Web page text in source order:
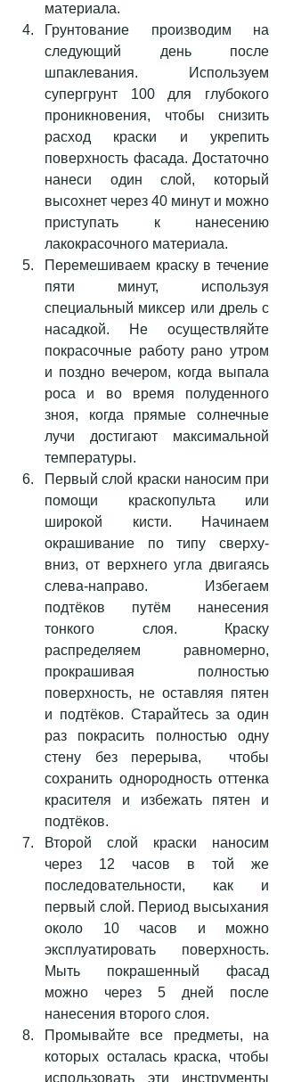
материала.
Грунтование производим на
следующий день после
шпаклевания. Используем
супергрунт 100 для глубокого
проникновения, чтобы снизить
расход краски и укрепить
поверхность фасада. Достаточно
нанеси один слой, который
высохнет через 40 минут и можно
приступать к нанесению
лакокрасочного материала.
Перемешиваем краску в течение
пяти минут, используя
специальный миксер или дрель с
насадкой. Не осуществляйте
покрасочные работу рано утром
и поздно вечером, когда выпала
роса и во время полуденного
зноя, когда прямые солнечные
лучи достигают максимальной
температуры.
Первый слой краски наносим при
помощи краскопульта или
широкой кисти. Начинаем
окрашивание по типу сверху-
вниз, от верхнего угла двигаясь
слева-направо. Избегаем
подтёков путём нанесения
тонкого слоя. Краску
распределяем равномерно,
прокрашивая полностью
поверхность, не оставляя пятен
и подтёков. Старайтесь за один
раз покрасить полностью одну
стену без перерыва,  чтобы
сохранить однородность оттенка
красителя и избежать пятен и
подтёков.
Второй слой краски наносим
через 12 часов в той же
последовательности, как и
первый слой. Период высыхания
около 10 часов и можно
эксплуатировать поверхность.
Мыть покрашенный фасад
можно через 5 дней после
нанесения второго слоя.
Промывайте все предметы, на
которых осталась краска, чтобы
использовать эти инструменты